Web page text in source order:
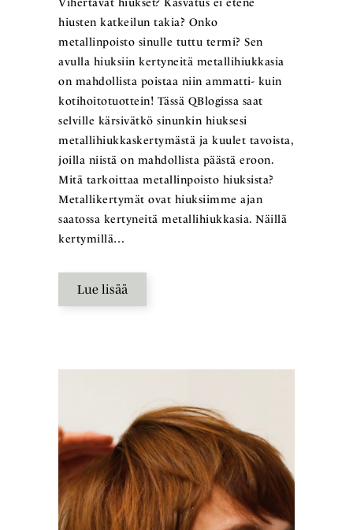
Vihertävät hiukset? Kasvatus ei etene
hiusten katkeilun takia? Onko
metallinpoisto sinulle tuttu termi? Sen
avulla hiuksiin kertyneitä metallihiukkasia
on mahdollista poistaa niin ammatti- kuin
kotihoitotuottein! Tässä QBlogissa saat
selville kärsivätkö sinunkin hiuksesi
metallihiukkaskertymästä ja kuulet tavoista,
joilla niistä on mahdollista päästä eroon.
Mitä tarkoittaa metallinpoisto hiuksista?
Metallikertymät ovat hiuksiimme ajan
saatossa kertyneitä metallihiukkasia. Näillä
kertymillä…
Lue lisää